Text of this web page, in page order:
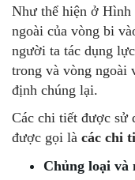
Như thể hiện ở
ngoài của vòng bi
người ta tác dụng
trong và vòng ngoài
định chúng lại.
Các chi tiết được sử
được gọi là các chi
Chủng loại và